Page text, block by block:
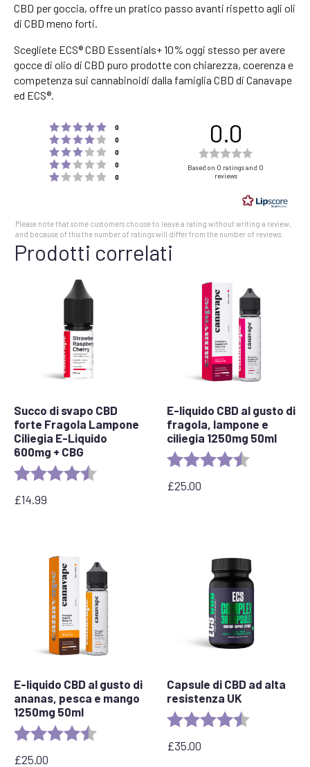
CBD per goccia, offre un pratico passo avanti rispetto agli oli
di CBD meno forti.
Scegliete ECS® CBD Essentials+ 10% oggi stesso per avere
gocce di olio di CBD puro prodotte con chiarezza, coerenza e
competenza sui cannabinoidi dalla famiglia CBD di Canavape
ed ECS®.
Rating 5 out of 5 stars
0
Rating 4 out of 5 stars
0
Rating 3 out of 5 stars
0
Rating 2 out of 5 stars
0
Rating 1 out of 5 stars
0
0.0
0.0
of
stars
Based on 0 ratings and 0
reviews
Please note that some customers choose to leave a rating without writing a review,
and because of this the number of ratings will differ from the number of reviews.
Prodotti correlati
Succo di svapo CBD
forte Fragola Lampone
Ciliegia E-Liquido
600mg + CBG
Rating: 4.1 out of 5 stars
£14.99
E-liquido CBD al gusto di
fragola, lampone e
ciliegia 1250mg 50ml
Rating: 4.7 out of 5
£25.00
E-liquido CBD al gusto di
ananas, pesca e mango
1250mg 50ml
Rating: 4.7 out of 5 stars
£25.00
Capsule di CBD ad alta
resistenza UK
Rating: 4.8 out of 5
£35.00